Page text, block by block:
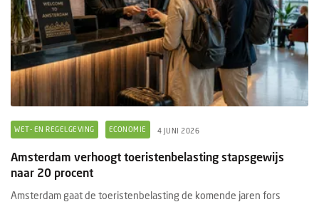
WET- EN REGELGEVING ECONOMIE 4 JUNI 2026
Amsterdam verhoogt toeristenbelasting stapsgewijs
naar 20 procent
Amsterdam gaat de toeristenbelasting de komende jaren fors